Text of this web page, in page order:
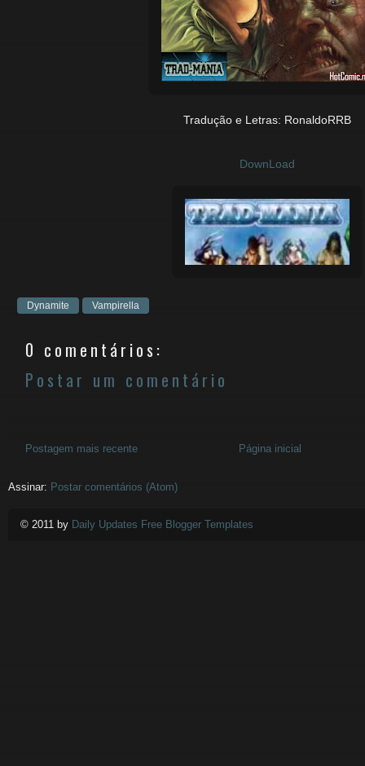
Tradução e Letras: RonaldoRRB
DownLoad
Dynamite Vampirella
0 comentários:
Postar um comentário
Postagem mais recente Página inicial
Assinar: Postar comentários (Atom)
© 2011 by Daily Updates Free Blogger Templates